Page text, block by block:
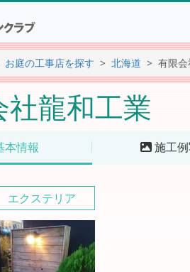
お庭の工事店を探す 北海道 有限
社龍和工業
情報 施工
エクステリア